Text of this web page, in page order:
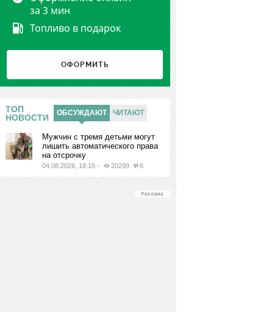
за 3 мин
Топливо в подарок
ОФОРМИТЬ
ТОП
НОВОСТИ
ОБСУЖДАЮТ ЧИТАЮТ
Мужчин с тремя детьми могут
лишить автоматического права
на отсрочку
04.08.2026, 18:15 - 20299 6